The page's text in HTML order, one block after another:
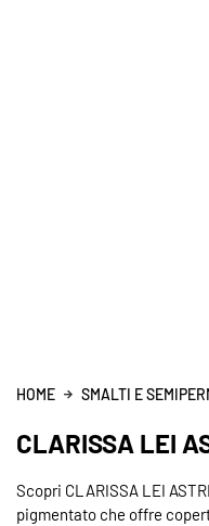
HOME SMALTI E
CLARISSA LEI
Scopri CLARISSA LEI
pigmentato che offre